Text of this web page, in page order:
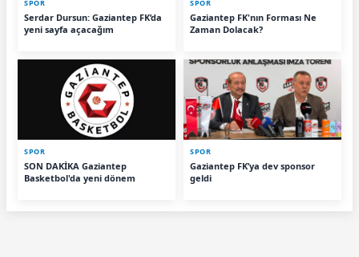
SPOR
Serdar Dursun: Gaziantep FK’da
yeni sayfa açacağım
SPOR
Gaziantep FK'nın Forması Ne
Zaman Dolacak?
SPOR
SON DAKİKA Gaziantep
Basketbol'da yeni dönem
SPOR
Gaziantep FK’ya dev sponsor
geldi